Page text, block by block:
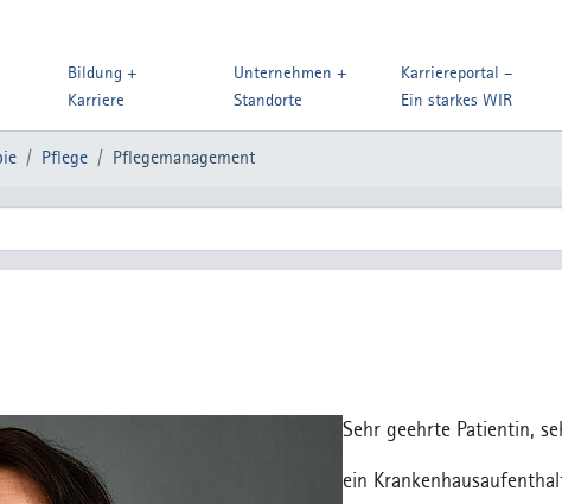
Bildung +
Karriere
Unternehmen +
Standorte
Karriereportal –
Ein starkes WIR
Pflege Pflegemanagement
Sehr geehrte Patientin,
ein